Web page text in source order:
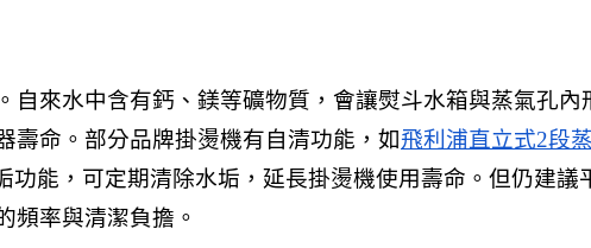
自來水中含有鈣、鎂等礦物質，會讓熨斗水箱與蒸氣孔內
壽命。部分品牌掛燙機有自清功能，如飛利浦直立式2段蒸
功能，可定期清除水垢，延長掛燙機使用壽命。但仍建議
頻率與清潔負擔。